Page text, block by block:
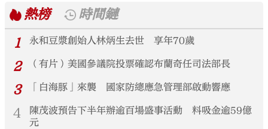
熱榜
時間鏈
1
永和豆漿創始人林炳生去世 享年70歲
2 （有片）美國參議院投票確認布蘭奇任司法部長
3 「白海豚」來襲 國家防總應急管理部啟動響應
4
陳茂波預告下半年辦逾百場盛事活動 料吸金逾59億
元